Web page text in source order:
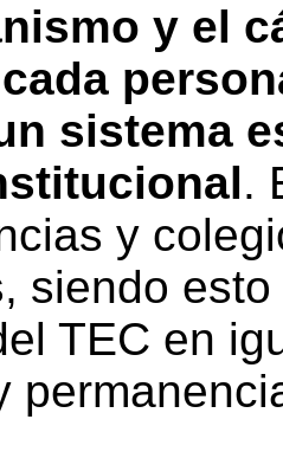
y el
sistema
.
y
siendo
TEC en